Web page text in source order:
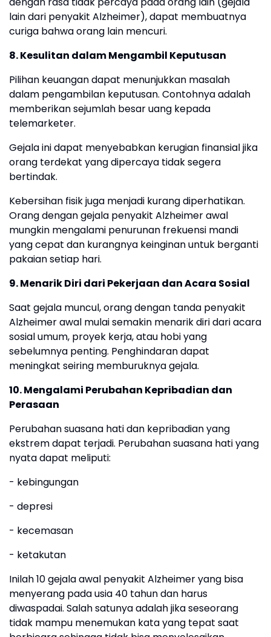
lain dari penyakit Alzheimer), dapat membuatnya
curiga bahwa orang lain mencuri.
8. Kesulitan dalam Mengambil Keputusan
Pilihan keuangan dapat menunjukkan masalah
dalam pengambilan keputusan. Contohnya adalah
memberikan sejumlah besar uang kepada
telemarketer.
Gejala ini dapat menyebabkan kerugian finansial jika
orang terdekat yang dipercaya tidak segera
bertindak.
Kebersihan fisik juga menjadi kurang diperhatikan.
Orang dengan gejala penyakit Alzheimer awal
mungkin mengalami penurunan frekuensi mandi
yang cepat dan kurangnya keinginan untuk berganti
pakaian setiap hari.
9. Menarik Diri dari Pekerjaan dan Acara Sosial
Saat gejala muncul, orang dengan tanda penyakit
Alzheimer awal mulai semakin menarik diri dari acara
sosial umum, proyek kerja, atau hobi yang
sebelumnya penting. Penghindaran dapat
meningkat seiring memburuknya gejala.
10. Mengalami Perubahan Kepribadian dan
Perasaan
Perubahan suasana hati dan kepribadian yang
ekstrem dapat terjadi. Perubahan suasana hati yang
nyata dapat meliputi:
- kebingungan
- depresi
- kecemasan
- ketakutan
Inilah 10 gejala awal penyakit Alzheimer yang bisa
menyerang pada usia 40 tahun dan harus
diwaspadai. Salah satunya adalah jika seseorang
tidak mampu menemukan kata yang tepat saat